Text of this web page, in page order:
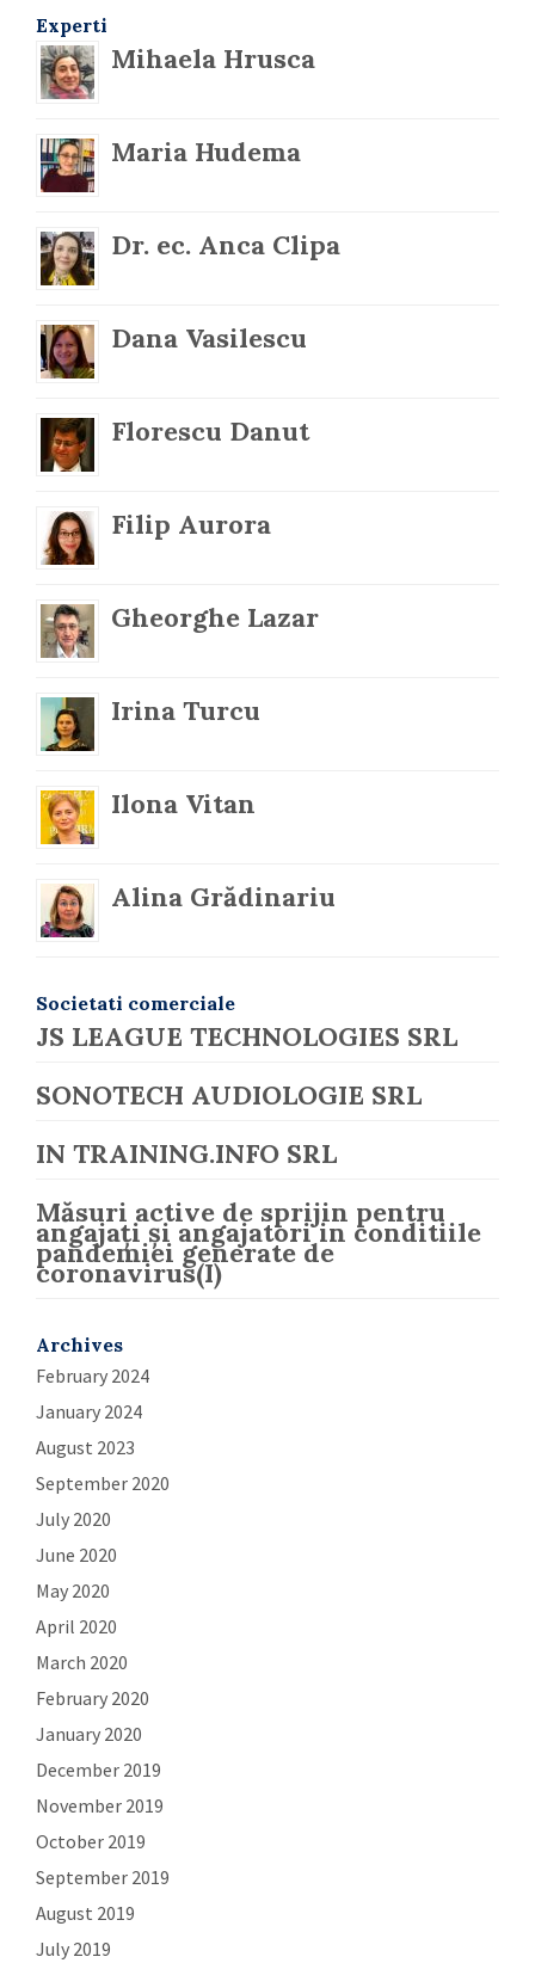
Experti
Mihaela Hrusca
Maria Hudema
Dr. ec. Anca Clipa
Dana Vasilescu
Florescu Danut
Filip Aurora
Gheorghe Lazar
Irina Turcu
Ilona Vitan
Alina Grădinariu
Societati comerciale
JS LEAGUE TECHNOLOGIES SRL
SONOTECH AUDIOLOGIE SRL
IN TRAINING.INFO SRL
Măsuri active de sprijin pentru
angajați și angajatori in conditiile
pandemiei generate de
coronavirus(I)
Archives
February 2024
January 2024
August 2023
September 2020
July 2020
June 2020
May 2020
April 2020
March 2020
February 2020
January 2020
December 2019
November 2019
October 2019
September 2019
August 2019
July 2019